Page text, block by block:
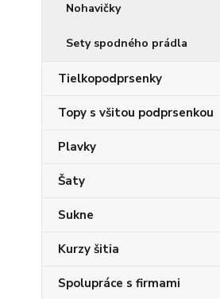
Nohavičky
Sety spodného prádla
Tielkopodprsenky
Topy s všitou podprsenkou
Plavky
Šaty
Sukne
Kurzy šitia
Spolupráce s firmami